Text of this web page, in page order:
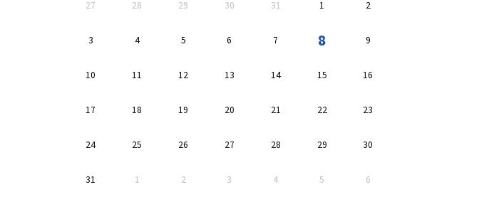
27 28 29 30 31 1 2
3 4 5 6 7 8 9
10 11 12 13 14 15 16
17 18 19 20 21 22 23
24 25 26 27 28 29 30
31 1 2 3 4 5 6